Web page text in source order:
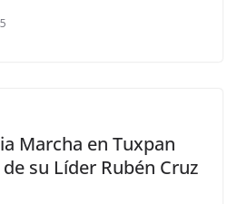
Marcha en Tuxpan
su Líder Rubén Cruz